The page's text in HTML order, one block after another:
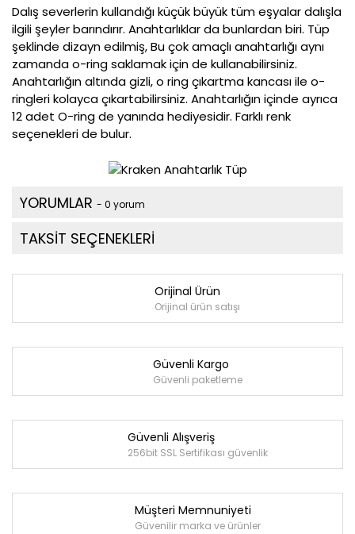
Dalış severlerin kullandığı küçük büyük tüm eşyalar dalışla
ilgili şeyler barındırır. Anahtarlıklar da bunlardan biri. Tüp
şeklinde dizayn edilmiş, Bu çok amaçlı anahtarlığı aynı
zamanda o-ring saklamak için de kullanabilirsiniz.
Anahtarlığın altında gizli, o ring çıkartma kancası ile o-
ringleri kolayca çıkartabilirsiniz. Anahtarlığın içinde ayrıca
12 adet O-ring de yanında hediyesidir. Farklı renk
seçenekleri de bulur.
YORUMLAR - 0 yorum
TAKSİT SEÇENEKLERİ
Orijinal Ürün
Orijinal ürün satışı
Güvenli Kargo
Güvenli paketleme
Güvenli Alışveriş
256bit SSL Sertifikası güvenlik
Müşteri Memnuniyeti
Güvenilir marka ve ürünler